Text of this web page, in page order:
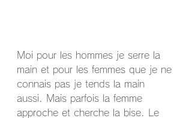
Moi pour les hommes je serre la
main et pour les femmes que je ne
connais pas je tends la main
aussi. Mais parfois la femme
approche et cherche la bise. Le